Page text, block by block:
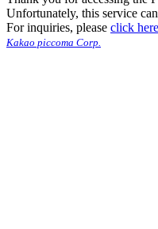
Unfortunately, this service
For inquiries, please click
Kakao piccoma Corp.